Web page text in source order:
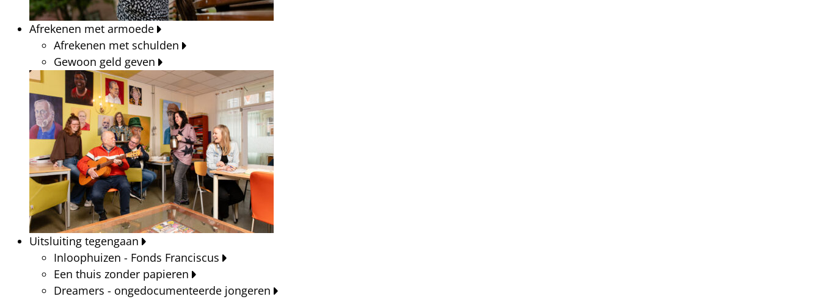
Afrekenen met armoede
Afrekenen met schulden
Gewoon geld geven
Uitsluiting tegengaan
Inloophuizen - Fonds Franciscus
Een thuis zonder papieren
Dreamers - ongedocumenteerde jongeren